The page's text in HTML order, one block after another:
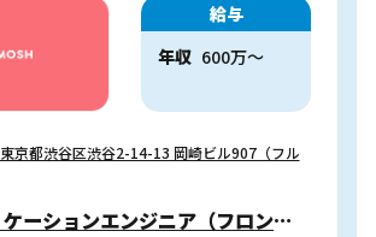
給与
年収 600万〜
東京都渋谷区渋谷2-14-13 岡崎ビル907（フル
Webアプリケーションエンジニア（フロントエンド / サーバーサイド）